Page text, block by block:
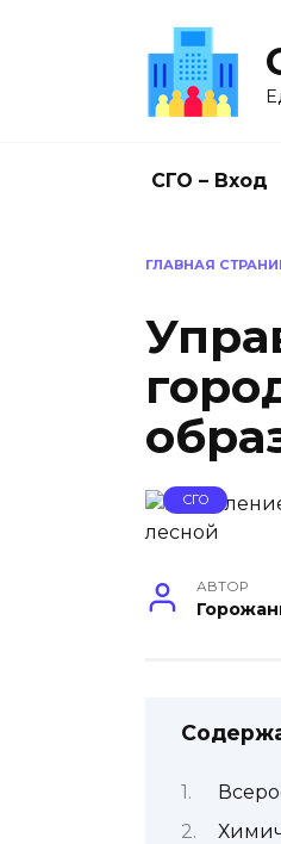
СГО – Вход
ГЛАВНАЯ
СГО
АВТОР